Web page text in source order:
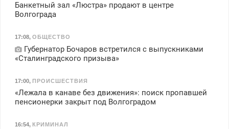
Банкетный зал «Люстра» продают в центре
Волгограда
17:08, ОБЩЕСТВО
Губернатор Бочаров встретился с выпускниками
«Сталинградского призыва»
17:00, ПРОИСШЕСТВИЯ
«Лежала в канаве без движения»: поиск пропавшей
пенсионерки закрыт под Волгоградом
16:54, КРИМИНАЛ